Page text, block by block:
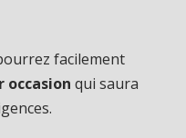
facilement
occasion qui saura